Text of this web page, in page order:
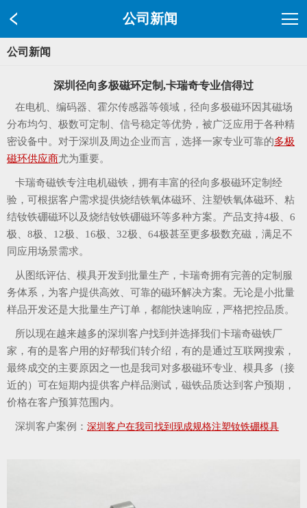
公司新闻
公司新闻
深圳径向多极磁环定制,卡瑞奇专业信得过
在电机、编码器、霍尔传感器等领域，径向多极磁环因其磁场
分布均匀、极数可定制、信号稳定等优势，被广泛应用于各种精
密设备中。对于深圳及周边企业而言，选择一家专业可靠的多极
磁环供应商尤为重要。
卡瑞奇磁铁专注电机磁铁，拥有丰富的径向多极磁环定制经
验，可根据客户需求提供烧结铁氧体磁环、注塑铁氧体磁环、粘
结钕铁硼磁环以及烧结钕铁硼磁环等多种方案。产品支持4极、6
极、8极、12极、16极、32极、64极甚至更多极数充磁，满足不
同应用场景需求。
从图纸评估、模具开发到批量生产，卡瑞奇拥有完善的定制服
务体系，为客户提供高效、可靠的磁环解决方案。无论是小批量
样品开发还是大批量生产订单，都能快速响应，严格把控品质。
所以现在越来越多的深圳客户找到并选择我们卡瑞奇磁铁厂
家，有的是客户用的好帮我们转介绍，有的是通过互联网搜索，
最终成交的主要原因之一也是我司对多极磁环专业、模具多（接
近的）可在短期内提供客户样品测试，磁铁品质达到客户预期，
价格在客户预算范围内。
深圳客户案例： 深圳客户在我司找到现成规格注塑钕铁硼模具